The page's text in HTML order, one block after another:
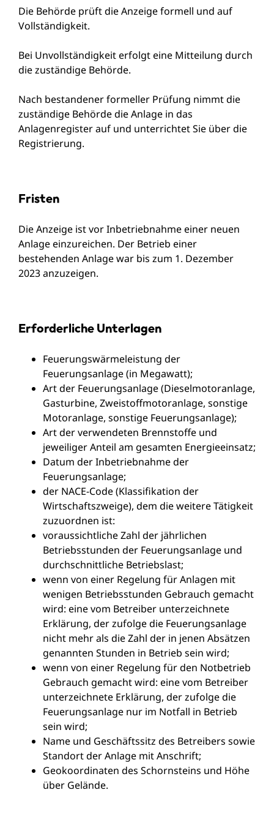
Die Behörde prüft die Anzeige formell und auf
Vollständigkeit.
Bei Unvollständigkeit erfolgt eine Mitteilung durch
die zuständige Behörde.
Nach bestandener formeller Prüfung nimmt die
zuständige Behörde die Anlage in das
Anlagenregisterauf und unterrichtet Sie über die
Registrierung.
Fristen
Die Anzeige ist vor Inbetriebnahme einer neuen
Anlage einzureichen. Der Betrieb einer
bestehenden Anlage war bis zum 1. Dezember
2023 anzuzeigen.
Erforderliche Unterlagen
Feuerungswärmeleistung der
Feuerungsanlage (in Megawatt);
Art der Feuerungsanlage (Dieselmotoranlage,
Gasturbine, Zweistoffmotoranlage, sonstige
Motoranlage, sonstige Feuerungsanlage);
Art der verwendeten Brennstoffe und
jeweiliger Anteil am gesamten Energieeinsatz;
Datum der Inbetriebnahme der
Feuerungsanlage;
der NACE-Code (Klassifikation der
Wirtschaftszweige), dem die weitere Tätigkeit
zuzuordnen ist:
voraussichtliche Zahl der jährlichen
Betriebsstunden der Feuerungsanlage und
durchschnittliche Betriebslast;
wenn von einer Regelung für Anlagen mit
wenigen Betriebsstunden Gebrauch gemacht
wird: eine vom Betreiber unterzeichnete
Erklärung, der zufolge die Feuerungsanlage
nicht mehr als die Zahl der in jenen Absätzen
genannten Stunden in Betrieb sein wird;
wenn von einer Regelung für den Notbetrieb
Gebrauch gemacht wird: eine vom Betreiber
unterzeichnete Erklärung, der zufolge die
Feuerungsanlage nur im Notfall in Betrieb
sein wird;
Name und Geschäftssitz des Betreibers sowie
Standort der Anlage mit Anschrift;
Geokoordinaten des Schornsteins und Höhe
über Gelände.